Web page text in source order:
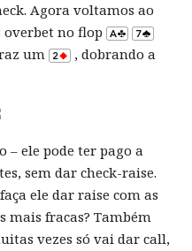
Agora voltamos ao
overbet no flop
um
, dobrando a
– ele pode ter pago a
sem dar check-raise.
ele dar raise com as
mais fracas? Também
vezes só vai dar call,